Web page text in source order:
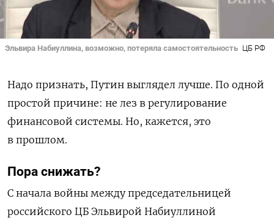
Эльвира Набиуллина, возможно, потеряла самостоятельность ЦБ РФ
Надо признать, Путин выглядел лучше. По одной
простой причине: не лез в регулирование
финансовой системы. Но, кажется, это
в прошлом.
Пора снижать?
С начала войны между председательницей
российского ЦБ Эльвирой Набиуллиной